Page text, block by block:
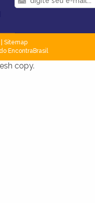
Sitemap
EncontraBrasil
copy.